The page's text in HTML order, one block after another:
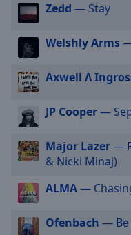
Beginning
dialog
Escape
cancel
and
close
Text
Color
Zedd — Stay
Welshly Arms
Axwell Λ
JP Cooper—
Major Lazer—
& Nicki Minaj)
ALMA—
Ofenbach — Be